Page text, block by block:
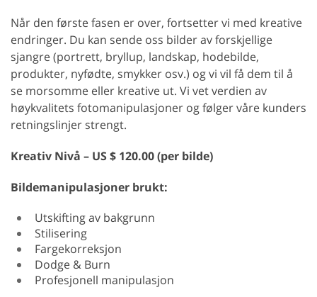
Når den første fasen er over, fortsetter vi med kreative
endringer. Du kan sende oss bilder av forskjellige
sjangre (portrett, bryllup, landskap, hodebilde,
produkter, nyfødte, smykker osv.) og vi vil få dem til å
se morsomme eller kreative ut. Vi vet verdien av
høykvalitets fotomanipulasjoner og følger våre kunders
retningslinjer strengt.
Kreativ Nivå – US $ 120.00 (per bilde)
Bildemanipulasjoner brukt:
Utskifting av bakgrunn
Stilisering
Fargekorreksjon
Dodge & Burn
Profesjonell manipulasjon